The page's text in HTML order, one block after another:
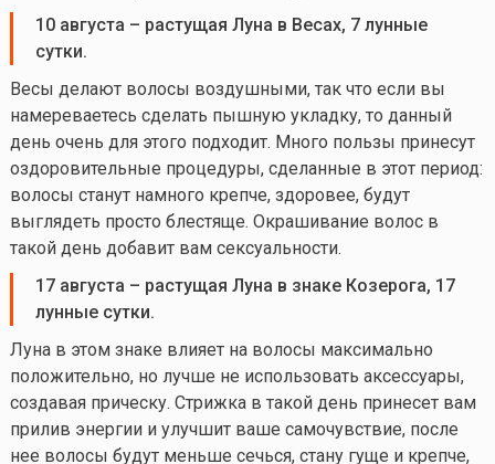
10 августа – растущая Луна в Весах, 7 лунные
сутки.
Весы делают волосы воздушными, так что если вы
намереваетесь сделать пышную укладку, то данный
день очень для этого подходит. Много пользы принесут
оздоровительные процедуры, сделанные в этот период:
волосы станут намного крепче, здоровее, будут
выглядеть просто блестяще. Окрашивание волос в
такой день добавит вам сексуальности.
17 августа – растущая Луна в знаке Козерога, 17
лунные сутки.
Луна в этом знаке влияет на волосы максимально
положительно, но лучше не использовать аксессуары,
создавая прическу. Стрижка в такой день принесет вам
прилив энергии и улучшит ваше самочувствие, после
нее волосы будут меньше сечься, стану гуще и крепче,